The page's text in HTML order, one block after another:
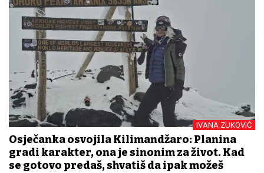
IVANA ZUKOVIĆ
Osječanka osvojila Kilimandžaro: Planina
gradi karakter, ona je sinonim za život. Kad
se gotovo predaš, shvatiš da ipak možeš